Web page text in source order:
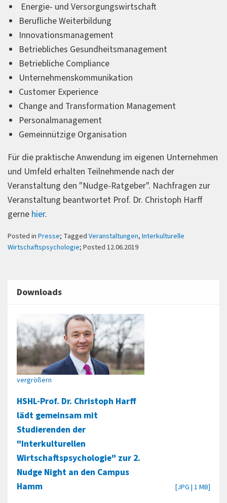
Energie- und Versorgungswirtschaft
Berufliche Weiterbildung
Innovationsmanagement
Betriebliches Gesundheitsmanagement
Betriebliche Compliance
Unternehmenskommunikation
Customer Experience
Change and Transformation Management
Personalmanagement
Gemeinnützige Organisation
Für die praktische Anwendung im eigenen Unternehmen
und Umfeld erhalten Teilnehmende nach der
Veranstaltung den "Nudge-Ratgeber". Nachfragen zur
Veranstaltung beantwortet Prof. Dr. Christoph Harff
gerne hier.
Posted in Presse; Tagged Veranstaltungen, Interkulturelle
Wirtschaftspsychologie; Posted 12.06.2019
Downloads
vergrößern
HSHL-Prof. Dr. Christoph Harff
lädt gemeinsam mit
Studierenden der
"Interkulturellen
Wirtschaftspsychologie" zur 2.
Nudge Night an den Campus
Hamm
[JPG | 1 MB]